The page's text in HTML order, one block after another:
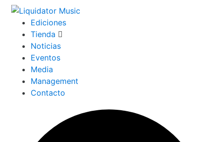
Ediciones
Tienda
Noticias
Eventos
Media
Management
Contacto